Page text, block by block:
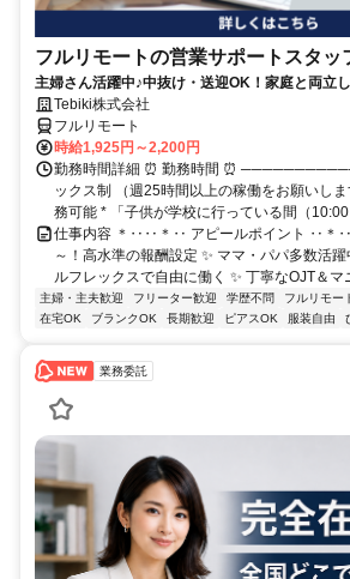
フルリモートの営業サポートスタッ
主婦さん活躍中♪中抜け・送迎OK！家庭と両立
Tebiki株式会社
フルリモート
時給1,925円～2,200円
勤務時間詳細 ⏰ 勤務時間 ⏰
ックス制 （週25時間以上の稼働をお願いし
務可能 * 「子供が学校に行っている間（
仕事内容 ＊‥‥＊‥ アピールポイント ‥＊
～！高水準の報酬設定 ✨ ママ・パパ多数活
ルフレックスで自由に働く ✨ 丁寧なOJT＆マ
主婦・主夫歓迎 フリーター歓迎 学歴不問 フルリモー
在宅OK
ブランクOK 長期歓迎 ピアスOK 服装自由
業務委託